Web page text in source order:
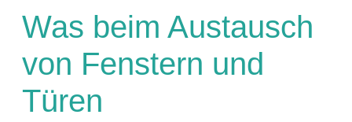
Was beim Austausch
von Fenstern und
Türen